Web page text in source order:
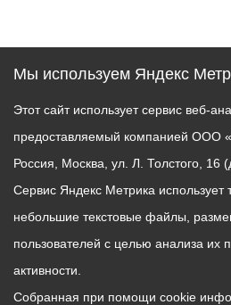
Мы используем Яндекс
Этот сайт использует сервис веб-
предоставляемый компанией ООО
Россия, Москва, ул. Л. Толстого, 16
Сервис Яндекс Метрика использует
небольшие текстовые файлы,
пользователей с целью анализа их
активности.
Собранная при помощи cookie